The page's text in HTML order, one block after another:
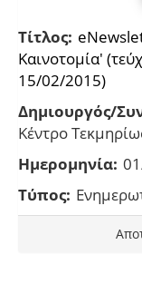
Τίτλος:
Καινοτομία'
15/02/2015)
Δημιουργός/
Κέντρο
Ημερομηνία:
Τύπος: